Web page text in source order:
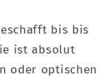
bis bis
ist absolut
oder optischen